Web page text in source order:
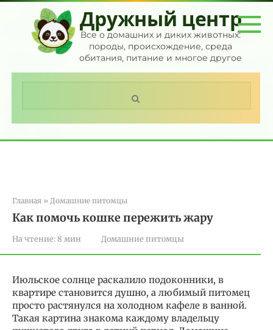
Перейти
контенту
Дружный центр
Все о домашних и диких животных:
породы, происхождение, среда
обитания, питание и многое другое
Главная » Домашние питомцы
Как помочь кошке пережить жару
На чтение:8 мин Домашние питомцы
Июльское солнце раскалило подоконники, в
квартире становится душно, а любимый питомец
просто растянулся на холодном кафеле в ванной.
Такая картина знакома каждому владельцу